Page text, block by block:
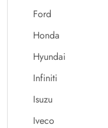
Ford
Honda
Hyundai
Infiniti
Isuzu
Iveco